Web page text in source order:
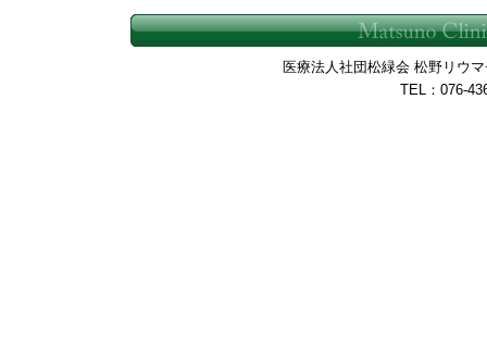
医療法人社団松緑会 松野リウ
TEL：076-